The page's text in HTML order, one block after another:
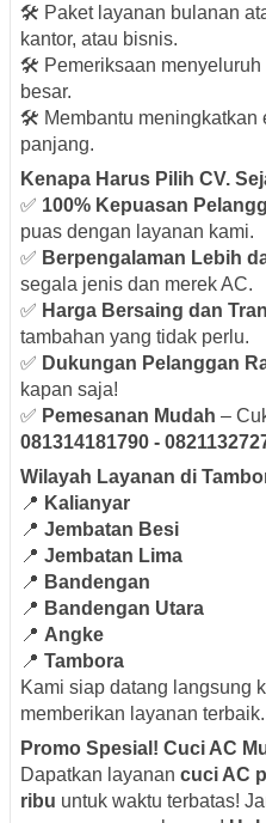
🛠️ Paket layanan bulanan
kantor, atau bisnis.
🛠️ Pemeriksaan menyeluruh
besar.
🛠️ Membantu meningkatkan
panjang.
Kenapa Harus Pilih CV.
✅ 100% Kepuasan
puas dengan layanan kami.
✅ Berpengalaman Lebih
segala jenis dan merek AC.
✅ Harga Bersaing dan
tambahan yang tidak perlu.
✅ Dukungan Pelanggan
kapan saja!
✅ Pemesanan Mudah –
081314181790 -
Wilayah Layanan di
📍 Kalianyar
📍 Jembatan Besi
📍 Jembatan Lima
📍 Bandengan
📍 Bandengan Utara
📍 Angke
📍 Tambora
Kami siap datang langsung
memberikan layanan terbaik.
Promo Spesial! Cuci AC
Dapatkan layanan cuci AC
ribu untuk waktu terbatas!